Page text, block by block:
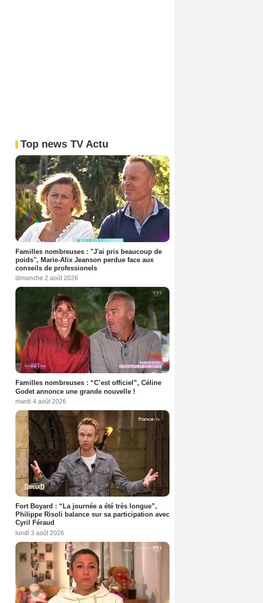
Top news TV Actu
Familles nombreuses : "J'ai pris beaucoup de
poids", Marie-Alix Jeanson perdue face aux
conseils de professionels
dimanche 2 août 2026
Familles nombreuses : “C’est officiel”, Céline
Godet annonce une grande nouvelle !
mardi 4 août 2026
Fort Boyard : “La journée a été très longue”,
Philippe Risoli balance sur sa participation avec
Cyril Féraud
lundi 3 août 2026